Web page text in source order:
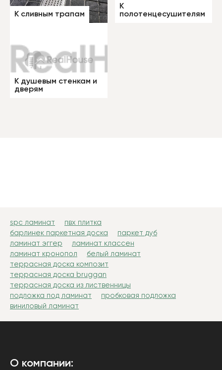
К сливным трапам
К
полотенцесушителям
К душевым стенкам и
дверям
spc ламинат
пвх плитка
барлинек паркетная доска
паркет дуб
ламинат эггер
ламинат классен
ламинат кронопол
белый ламинат
террасная доска композит
террасная доска bruggan
террасная доска из лиственницы
подложка под ламинат
пробковая подложка
виниловый ламинат
О компании: